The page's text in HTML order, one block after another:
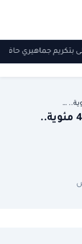
بتكريم جماهيري
«الأرصاد»: الأحساء الأعلى حرارة بـ47 مئوية..